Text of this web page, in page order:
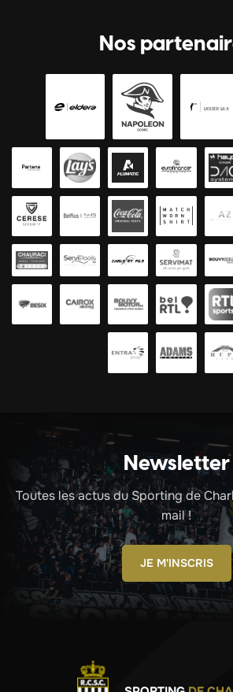
Nos
Newsletter
Toutes les actus du Sporting de
mail !
JE M'INSCRIS